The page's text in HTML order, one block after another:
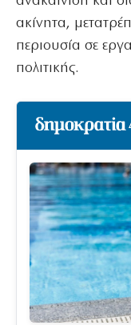
ακίνητα,
περιουσία σε
πολιτικής.